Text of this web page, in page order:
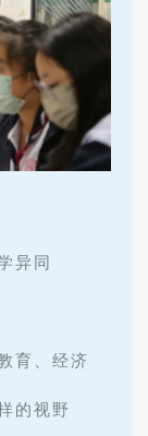
异同
育、经济
的视野